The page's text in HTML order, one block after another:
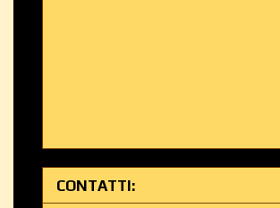
CONTATTI: